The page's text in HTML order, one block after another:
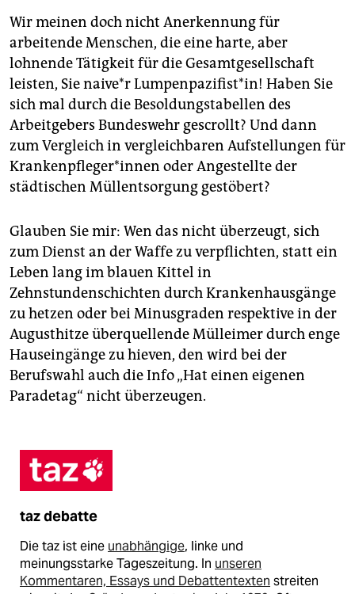
Wir meinen doch nicht Anerkennung für
arbeitende Menschen, die eine harte, aber
lohnende Tätigkeit für die Gesamtgesellschaft
leisten, Sie nai­ve*r Lumpenpazifist*in! Haben Sie
sich mal durch die Besoldungstabellen des
Arbeitgebers Bundeswehr gescrollt? Und dann
zum Vergleich in vergleichbaren Aufstellungen für
Kran­ken­pfle­ge­r*in­nen oder Angestellte der
städtischen Müllentsorgung gestöbert?
Glauben Sie mir: Wen das nicht überzeugt, sich
zum Dienst an der Waffe zu verpflichten, statt ein
Leben lang im blauen Kittel in
Zehnstundenschichten durch Krankenhausgänge
zu hetzen oder bei Minusgraden respektive in der
Augusthitze überquellende Mülleimer durch enge
Hauseingänge zu hieven, den wird bei der
Berufswahl auch die Info „Hat einen eigenen
Paradetag“ nicht überzeugen.
taz debatte
Die taz ist eine unabhängige, linke und
meinungsstarke Tageszeitung. In unseren
Kommentaren, Essays und Debattentexten streiten